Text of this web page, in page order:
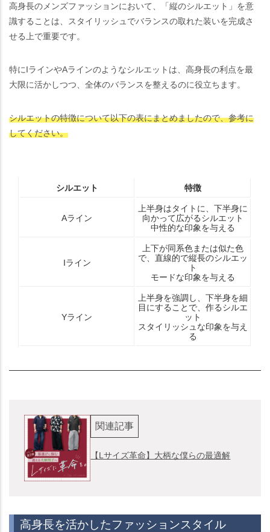
高身長のメンズファッションにおいて、「縦のシルエット」を意
識することは、スタイリッシュでバランスの取れた装いを完成さ
せる上で重要です。
特にIラインやAラインのようなシルエットは、高身長の利点を最
大限に活かしつつ、全体のバランスを整えるのに役立ちます。
シルエットの特徴について以下の表にまとめましたので、参考に
してください。
シルエット 特徴
Aライン
上半身はタイトに、下半身に
向かって広がるシルエット
中性的な印象を与える
Iライン
上下が同系色または似た色
で、直線的で縦長のシルエッ
ト
モードな印象を与える
Yライン
上半身を強調し、下半身を細
目にすることで、作るシルエ
ット
スタイリッシュな印象を与え
る
関連記事
【Lサイズ革命】大柄な僕らの最適解
高身長を活かしたファッションスタイル